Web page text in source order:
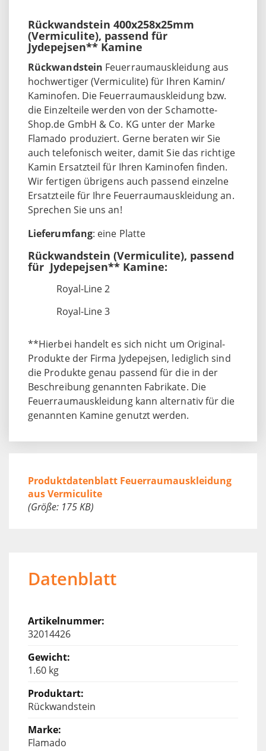
Rückwandstein 400x258x25mm
(Vermiculite), passend für
Jydepejsen** Kamine
Rückwandstein Feuerraumauskleidung aus
hochwertiger (Vermiculite) für Ihren Kamin/
Kaminofen. Die Feuerraumauskleidung bzw.
die Einzelteile werden von der Schamotte-
Shop.de GmbH & Co. KG unter der Marke
Flamado produziert. Gerne beraten wir Sie
auch telefonisch weiter, damit Sie das richtige
Kamin Ersatzteil für Ihren Kaminofen finden.
Wir fertigen übrigens auch passend einzelne
Ersatzteile für Ihre Feuerraumauskleidung an.
Sprechen Sie uns an!
Lieferumfang: eine Platte
Rückwandstein (Vermiculite), passend
für Jydepejsen** Kamine:
Royal-Line 2
Royal-Line 3
**Hierbei handelt es sich nicht um Original-
Produkte der Firma Jydepejsen, lediglich sind
die Produkte genau passend für die in der
Beschreibung genannten Fabrikate. Die
Feuerraumauskleidung kann alternativ für die
genannten Kamine genutzt werden.
Produktdatenblatt Feuerraumauskleidung
aus Vermiculite
(Größe: 175 KB)
Datenblatt
32014426
1.60 kg
Rückwandstein
Flamado